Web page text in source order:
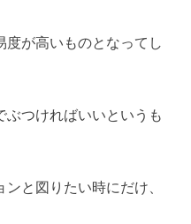
度が高いものとなってし
ぶつければいいというも
と図りたい時にだけ、